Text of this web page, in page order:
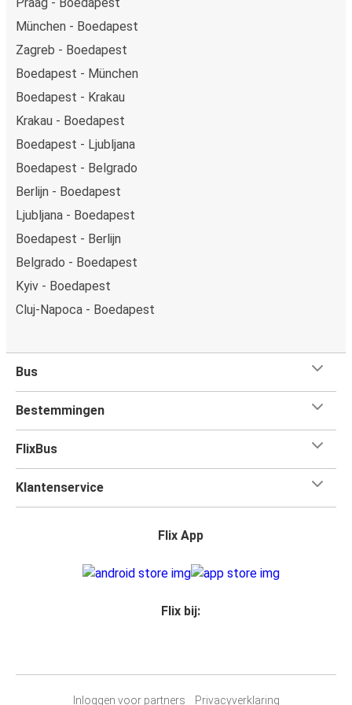
München - Boedapest
Zagreb - Boedapest
Boedapest - München
Boedapest - Krakau
Krakau - Boedapest
Boedapest - Ljubljana
Boedapest - Belgrado
Berlijn - Boedapest
Ljubljana - Boedapest
Boedapest - Berlijn
Belgrado - Boedapest
Kyiv - Boedapest
Cluj-Napoca - Boedapest
Bus
Bestemmingen
FlixBus
Klantenservice
Flix App
Flix bij:
Inloggen voor partners Privacyverklaring